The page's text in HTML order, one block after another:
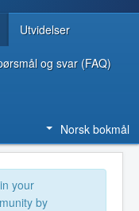
Utvidelser
og svar (FAQ)
Norsk bokmål
your
by